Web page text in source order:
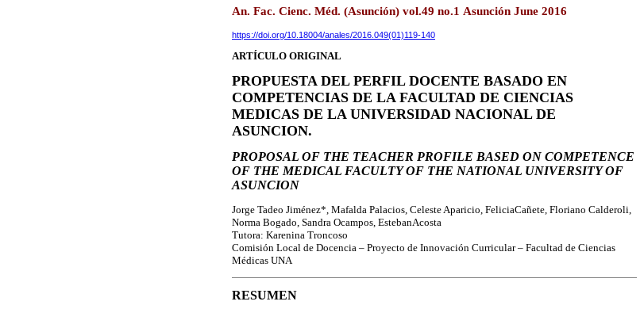
An. Fac. Cienc. Méd. (Asunción) vol.49 no.1 Asunción June 2016
https://doi.org/10.18004/anales/2016.049(01)119-140
ARTÍCULO ORIGINAL
PROPUESTA DEL PERFIL DOCENTE BASADO EN
COMPETENCIAS DE LA FACULTAD DE CIENCIAS
MEDICAS DE LA UNIVERSIDAD NACIONAL DE
ASUNCION.
PROPOSAL OF THE TEACHER PROFILE BASED ON COMPETENCE
OF THE MEDICAL FACULTY OF THE NATIONAL UNIVERSITY OF
ASUNCION
Jorge Tadeo Jiménez*, Mafalda Palacios, Celeste Aparicio, FeliciaCañete, Floriano Calderoli,
Norma Bogado, Sandra Ocampos, EstebanAcosta
Tutora: Karenina Troncoso
Comisión Local de Docencia – Proyecto de Innovación Curricular – Facultad de Ciencias
Médicas UNA
RESUMEN